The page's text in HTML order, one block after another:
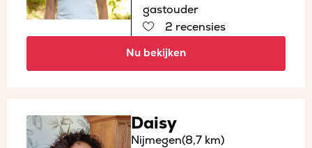
gastouder
2 recensies
Nu bekijken
Daisy
Nijmegen(8,7 km)